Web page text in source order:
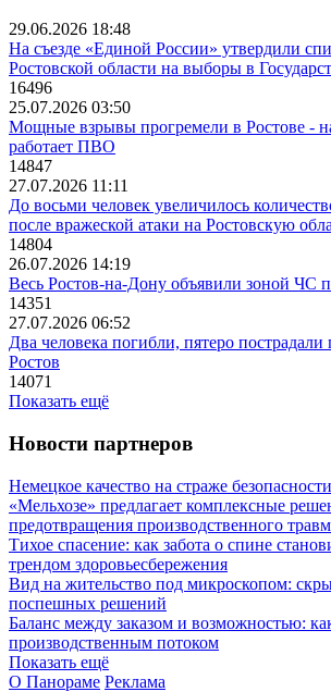
29.06.2026 18:48
На съезде «Единой России» утвердили
Ростовской области на выборы в
16496
25.07.2026 03:50
Мощные взрывы прогремели в Ростове -
работает ПВО
14847
27.07.2026 11:11
До восьми человек увеличилось
после вражеской атаки на Ростовскую
14804
26.07.2026 14:19
Весь Ростов-на-Дону объявили зоной ЧС
14351
27.07.2026 06:52
Два человека погибли, пятеро
Ростов
14071
Показать ещё
Новости партнеров
Немецкое качество на страже
«Мельхозе» предлагает комплексные
предотвращения производственного
Тихое спасение: как забота о спине
трендом здоровьесбережения
Вид на жительство под микроскопом:
поспешных решений
Баланс между заказом и возможностью:
производственным потоком
Показать ещё
О Панораме Реклама